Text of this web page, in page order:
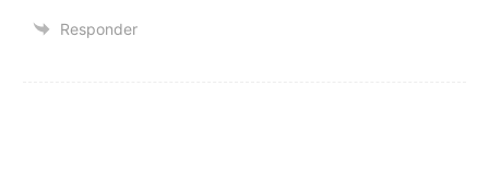
Responder